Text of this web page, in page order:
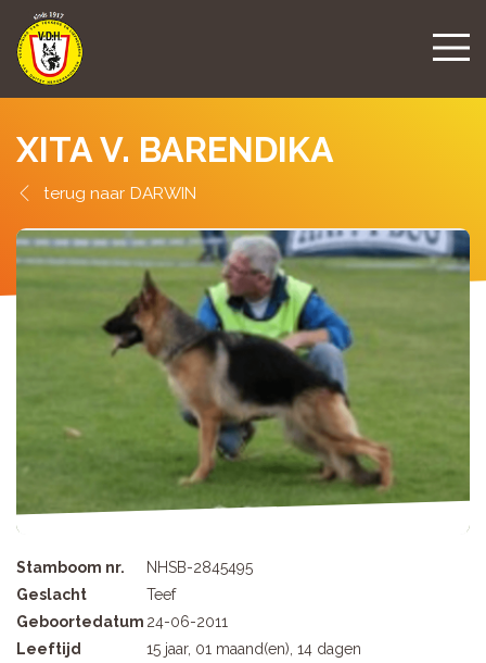
XITA V. BARENDIKA
DARWIN
Stamboom nr.
NHSB-2845495
Geslacht
Teef
Geboortedatum 24-06-2011
Leeftijd
15 jaar, 01 maand(en), 14 dagen